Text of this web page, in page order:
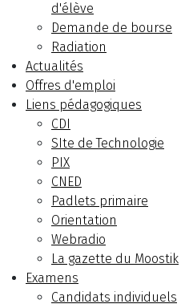
d'élève
Demande de bourse
Radiation
Actualités
Offres d'emploi
Liens pédagogiques
CDI
SIte de Technologie
PIX
CNED
Padlets primaire
Orientation
Webradio
La gazette du Moostik
Examens
Candidats individuels